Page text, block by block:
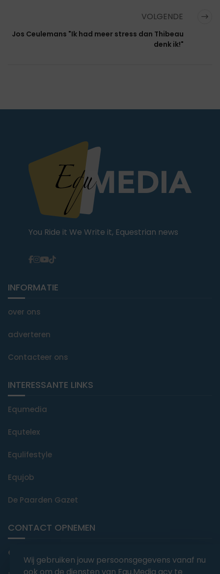
VOLGENDE
Jos Ceulemans "Ik had meer stress dan Thibeau
denk ik!"
You Ride it We Write it, Equestrian news
INFORMATIE
over ons
adverteren
Contacteer ons
INTERESSANTE LINKS
Equmedia
Equtelex
Equlifestyle
Equjob
De Paarden Gazet
CONTACT OPNEMEN
editorial@equmedia.be
Wij gebruiken jouw persoonsgegevens vanaf nu